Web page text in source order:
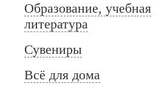
Образование, учебная
литература
Сувениры
Всё для дома